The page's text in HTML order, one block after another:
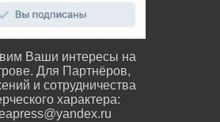
Ваши интересы на
Для Партнёров,
и сотрудничества
характера: